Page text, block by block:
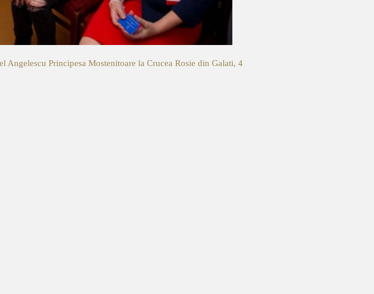
Angelescu Principesa Mostenitoare la Crucea Rosie din Galati, 4